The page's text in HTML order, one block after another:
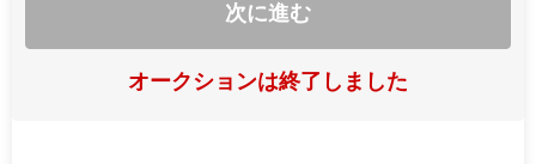
次に進む
オークションは終了しました